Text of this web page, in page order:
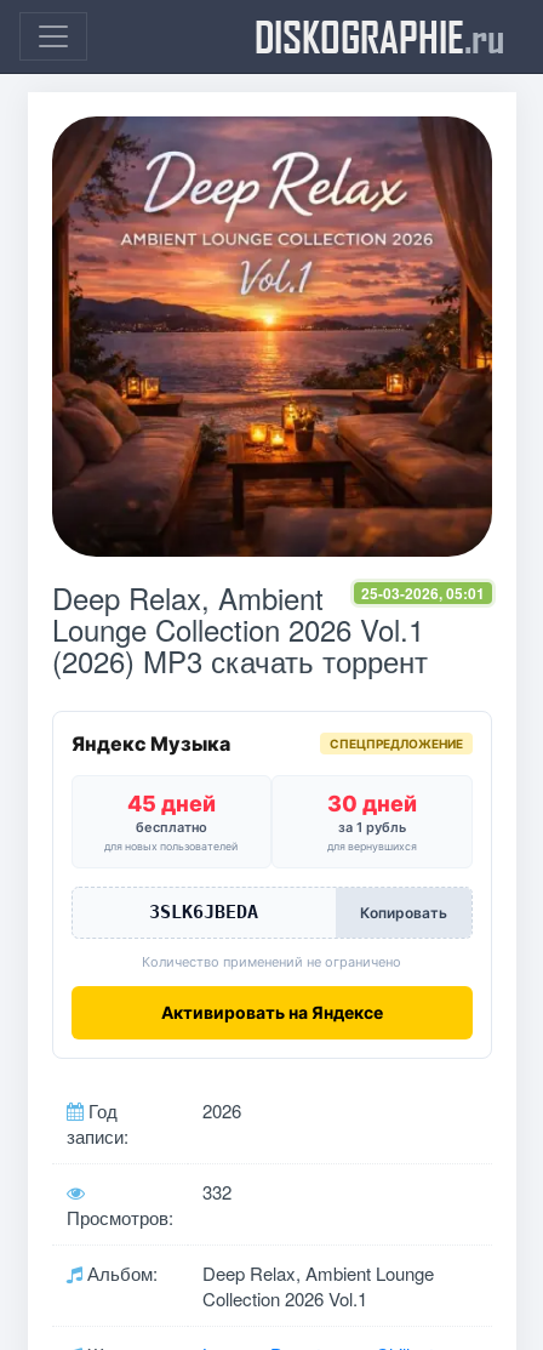
DISKOGRAPHIE.ru
25-03-2026, 05:01
Deep Relax, Ambient
Lounge Collection 2026 Vol.1
(2026) MP3 скачать торрент
Яндекс Музыка СПЕЦПРЕДЛОЖЕНИЕ
45 дней
бесплатно
для новых пользователей
30 дней
за 1 рубль
для вернувшихся
3SLK6JBEDA Копировать
Количество применений не ограничено
Активировать на Яндексе
Год
записи:
2026
Просмотров:
332
Альбом:
Deep Relax, Ambient Lounge
Collection 2026 Vol.1